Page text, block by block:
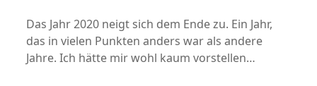
Das Jahr 2020 neigt sich dem Ende zu. Ein Jahr,
das in vielen Punkten anders war als andere
Jahre. Ich hätte mir wohl kaum vorstellen…